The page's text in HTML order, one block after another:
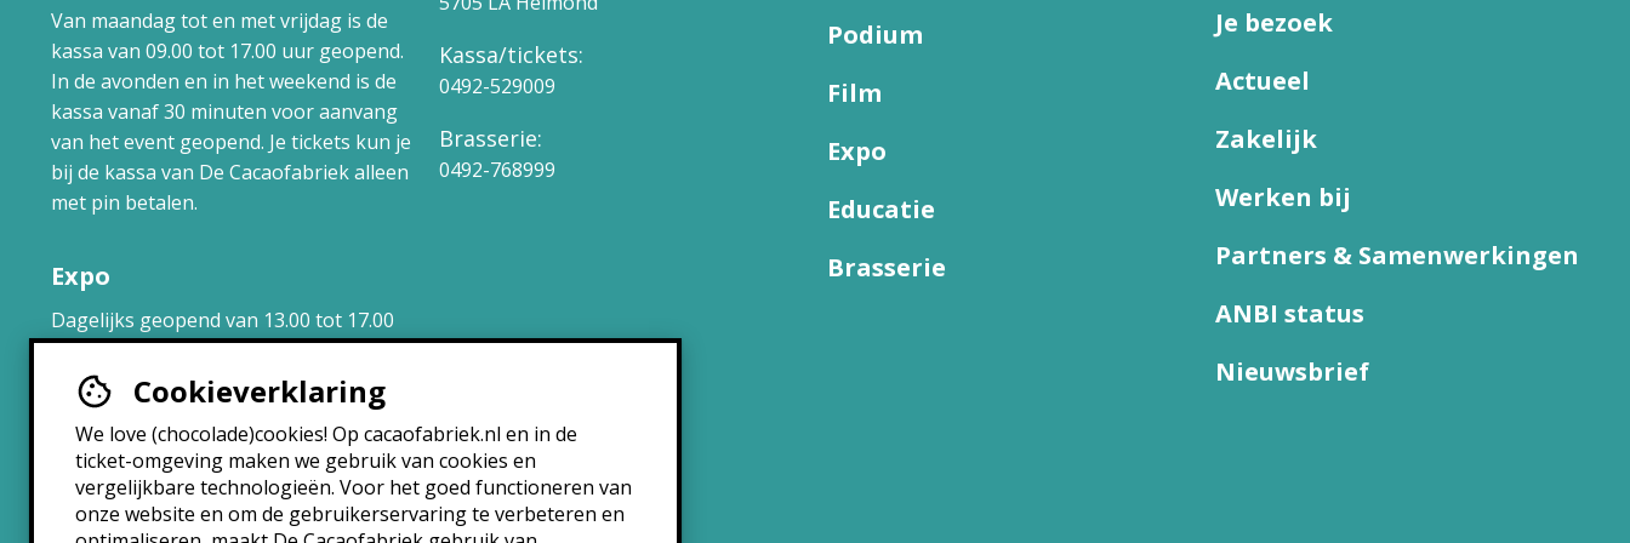
Cookieverklaring
We love (chocolade)cookies! Op cacaofabriek.nl en in de
ticket-omgeving maken we gebruik van cookies en
vergelijkbare technologieën. Voor het goed functioneren van
onze website en om de gebruikerservaring te verbeteren en
Van maandag tot en met vrijdag is de
kassa van 09.00 tot 17.00 uur geopend.
In de avonden en in het weekend is de
kassa vanaf 30 minuten voor aanvang
van het event geopend. Je tickets kun je
bij de kassa van De Cacaofabriek alleen
met pin betalen.
Expo
Dagelijks geopend van 13.00 tot 17.00
uur.
Brasserie
Maandag: 10:30 – 22:30
Dinsdag: 10:30 – 22:30
Woensdag: 10:30 – 22:30
Kassa/tickets:
0492-529009
Brasserie:
0492-768999
Podium
Film
Expo
Educatie
Brasserie
Je bezoek
Actueel
Zakelijk
Werken bij
Partners & Samenwerkingen
ANBI status
Nieuwsbrief